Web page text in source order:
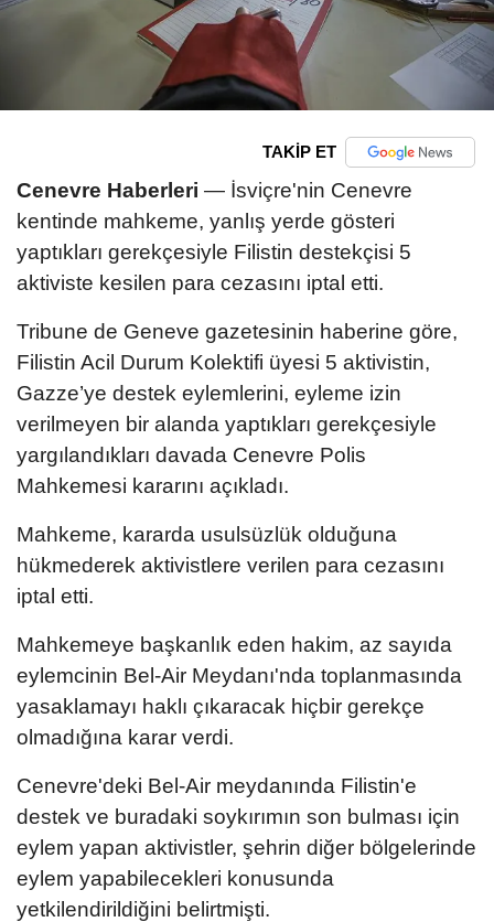
TAKİP ET
Cenevre Haberleri — İsviçre'nin Cenevre
kentinde mahkeme, yanlış yerde gösteri
yaptıkları gerekçesiyle Filistin destekçisi 5
aktiviste kesilen para cezasını iptal etti.
Tribune de Geneve gazetesinin haberine göre,
Filistin Acil Durum Kolektifi üyesi 5 aktivistin,
Gazze’ye destek eylemlerini, eyleme izin
verilmeyen bir alanda yaptıkları gerekçesiyle
yargılandıkları davada Cenevre Polis
Mahkemesi kararını açıkladı.
Mahkeme, kararda usulsüzlük olduğuna
hükmederek aktivistlere verilen para cezasını
iptal etti.
Mahkemeye başkanlık eden hakim, az sayıda
eylemcinin Bel-Air Meydanı'nda toplanmasında
yasaklamayı haklı çıkaracak hiçbir gerekçe
olmadığına karar verdi.
Cenevre'deki Bel-Air meydanında Filistin'e
destek ve buradaki soykırımın son bulması için
eylem yapan aktivistler, şehrin diğer bölgelerinde
eylem yapabilecekleri konusunda
yetkilendirildiğini belirtmişti.